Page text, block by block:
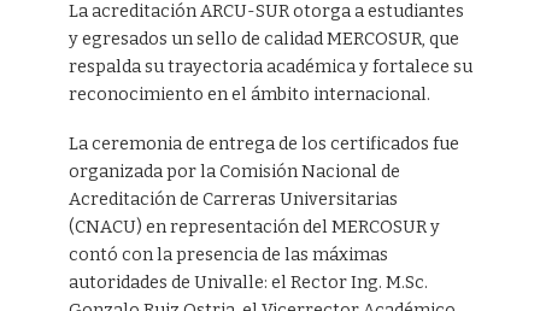
La acreditación ARCU-SUR otorga a estudiantes
y egresados un sello de calidad MERCOSUR, que
respalda su trayectoria académica y fortalece su
reconocimiento en el ámbito internacional.
La ceremonia de entrega de los certificados fue
organizada por la Comisión Nacional de
Acreditación de Carreras Universitarias
(CNACU) en representación del MERCOSUR y
contó con la presencia de las máximas
autoridades de Univalle: el Rector Ing. M.Sc.